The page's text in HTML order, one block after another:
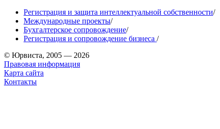
Регистрация и защита интеллектуальной собственности/
Международные проекты/
Бухгалтерское сопровождение/
Регистрация и сопровождение бизнеса /
© Юрвиста, 2005 — 2026
Правовая информация
Карта сайта
Контакты